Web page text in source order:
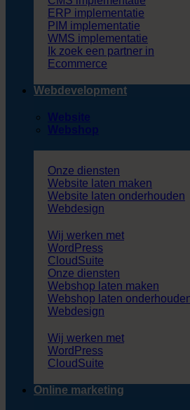
ERP implementatie
PIM implementatie
WMS implementatie
Ik zoek een partner in
Ecommerce
Webdevelopment
Website
Webshop
Onze diensten
Website laten maken
Website laten onderhouden
Webdesign
Wij werken met
WordPress
CloudSuite
Onze diensten
Webshop laten maken
Webshop laten
Webdesign
Wij werken met
WordPress
CloudSuite
Online marketing